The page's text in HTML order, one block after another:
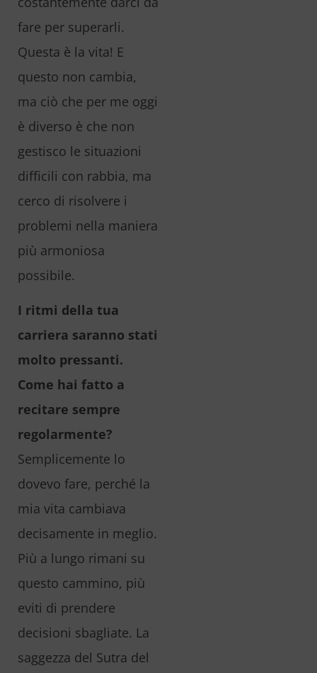
fare per superarli.
Questa è la vita! E
questo non cambia,
ma ciò che per me oggi
è diverso è che non
gestisco le situazioni
difficili con rabbia, ma
cerco di risolvere i
problemi nella maniera
più armoniosa
possibile.
I ritmi della tua
carriera saranno stati
molto pressanti.
Come hai fatto a
recitare sempre
regolarmente?
Semplicemente lo
dovevo fare, perché la
mia vita cambiava
decisamente in meglio.
Più a lungo rimani su
questo cammino, più
eviti di prendere
decisioni sbagliate. La
saggezza del Sutra del